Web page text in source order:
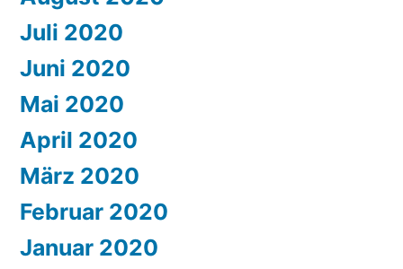
Juli 2020
Juni 2020
Mai 2020
April 2020
März 2020
Februar 2020
Januar 2020